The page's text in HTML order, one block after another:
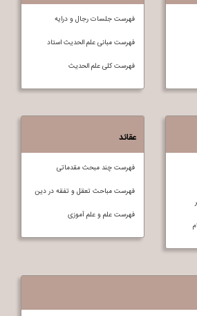
فهرست جلسات رجال و درایه
فهرست مبانی علم الحدیث استاد
فهرست کلی علم الحديث
عقائد
فهرست چند مبحث مقدماتی
فهرست مباحث تعقل و تفقه در دين
فهرست علم و علم آموزی